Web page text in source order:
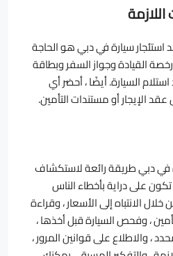
استئجار سيارة في دبي هو الحاجة
القيادة وجواز السفر وبطاقة
السيارة. أيضًا ، أحضر أي
الإيجار أو مستندات التأمين.
في دبي طريقة رائعة لاستكشاف
على دراية بأخطاء الناس
الانتباه إلى الأسعار ، وقراءة
، وفحص السيارة قبل أخذها ،
، والاطلاع على قوانين المرور ،